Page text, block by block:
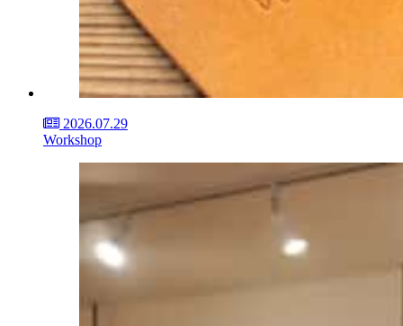
2026.07.29
Workshop